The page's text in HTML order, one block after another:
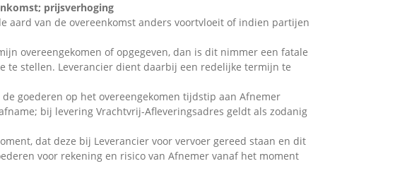
prijsverhoging
aard van de overeenkomst anders voortvloeit of indien partijen
overeengekomen of opgegeven, dan is dit nimmer een fatale
stellen. Leverancier dient daarbij een redelijke termijn te
goederen op het overeengekomen tijdstip aan Afnemer
bij levering Vrachtvrij-Afleveringsadres geldt als zodanig
dat deze bij Leverancier voor vervoer gereed staan en dit
voor rekening en risico van Afnemer vanaf het moment